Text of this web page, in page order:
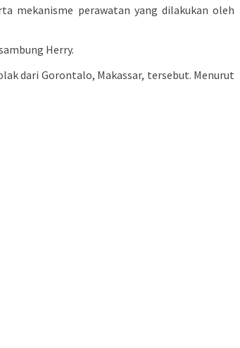
mekanisme perawatan yang dilakukan oleh
Herry.
dari Gorontalo, Makassar, tersebut. Menurut